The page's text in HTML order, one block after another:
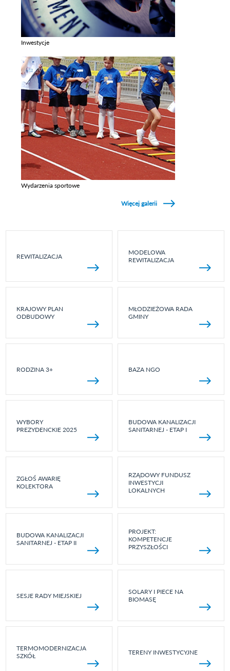
Inwestycje
Wydarzenia sportowe
Więcej galerii
REWITALIZACJA
MODELOWA
REWITALIZACJA
KRAJOWY PLAN
ODBUDOWY
MŁODZIEŻOWA RADA
GMINY
RODZINA 3+ BAZA NGO
WYBORY
PREZYDENCKIE 2025
BUDOWA KANALIZACJI
SANITARNEJ - ETAP I
ZGŁOŚ AWARIĘ
KOLEKTORA
RZĄDOWY FUNDUSZ
INWESTYCJI
LOKALNYCH
BUDOWA KANALIZACJI
SANITARNEJ - ETAP II
PROJEKT:
KOMPETENCJE
PRZYSZŁOŚCI
SESJE RADY MIEJSKIEJ
SOLARY I PIECE NA
BIOMASĘ
TERMOMODERNIZACJA
SZKÓŁ
TERENY INWESTYCYJNE